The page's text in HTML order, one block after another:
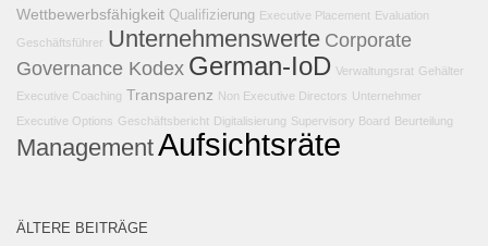
Wettbewerbsfähigkeit Qualifizierung Executive Placement Evaluation
Geschäftsführer Unternehmenswerte Corporate
Governance Kodex German-IoD Verwaltungsrat Gehälter
Executive Coaching Transparenz Non Executive Directors
Unternehmer
Executive Options Geschäftsbericht Digitalisierung Supervisory Board Beurteilung
ManagementAufsichtsräte
ÄLTERE BEITRÄGE